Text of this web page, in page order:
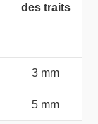
des traits
3 mm
5 mm